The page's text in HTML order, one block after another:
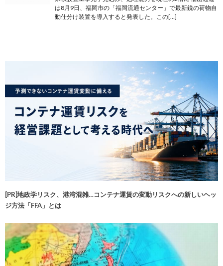
は8月9日、福岡市の「福岡流通センター」で最新鋭の荷物自
動仕分け装置を導入すると発表した。この[…]
[PR]地政学リスク、港湾混雑…コンテナ運賃の変動リスクへの新しいヘッ
ジ方法「FFA」とは